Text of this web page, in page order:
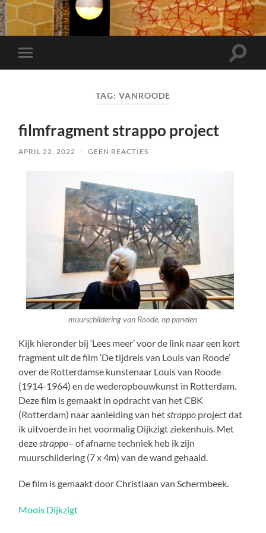
Toggle
mobiel
Toggle
TAG: VANROODE
filmfragment strappo project
APRIL 22, 2022 / GEEN REACTIES
muurschildering van Roode, op panelen
Kijk hieronder bij ‘Lees meer’ voor de link naar een kort
fragment uit de film ‘De tijdreis van Louis van Roode’
over de Rotterdamse kunstenaar Louis van Roode
(1914-1964) en de wederopbouwkunst in Rotterdam.
Deze film is gemaakt in opdracht van het CBK
(Rotterdam) naar aanleiding van hetstrappo project dat
ik uitvoerde in het voormalig Dijkzigt ziekenhuis. Met
dezestrappo– of afname techniek heb ik zijn
muurschildering (7 x 4m) van de wand gehaald.
De film is gemaakt door Christiaan van Schermbeek.
Moois Dijkzigt